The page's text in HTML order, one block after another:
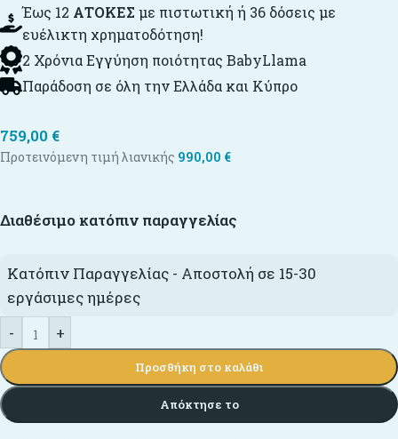
Έως 12 ΑΤΟΚΕΣ με πιστωτική ή 36 δόσεις με
ευέλικτη χρηματοδότηση!
2 Χρόνια Εγγύηση ποιότητας BabyLlama
Παράδοση σε όλη την Ελλάδα και Κύπρο
759,00 €
Προτεινόμενη τιμή λιανικής 990,00 €
Διαθέσιμο κατόπιν παραγγελίας
Κατόπιν Παραγγελίας - Αποστολή σε 15-30
εργάσιμες ημέρες
-
+
Προσθήκη στο καλάθι
Απόκτησε το